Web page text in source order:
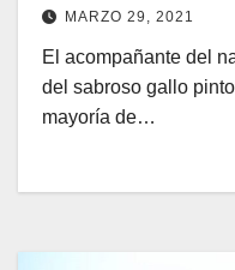
MARZO 29, 2021
El acompañante del
del sabroso gallo
mayoría de…